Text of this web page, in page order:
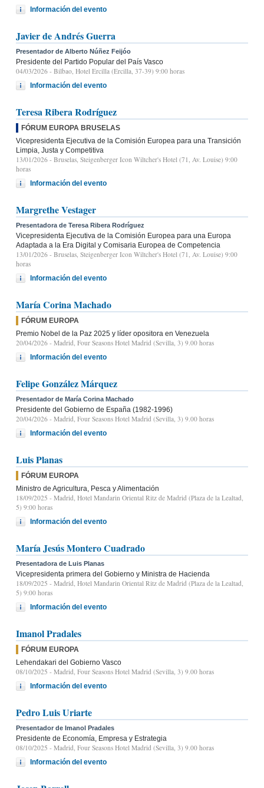
Información del evento
Javier de Andrés Guerra
Presentador de Alberto Núñez Feijóo
Presidente del Partido Popular del País Vasco
04/03/2026 - Bilbao, Hotel Ercilla (Ercilla, 37-39) 9:00 horas
Información del evento
Teresa Ribera Rodríguez
FÓRUM EUROPA BRUSELAS
Vicepresidenta Ejecutiva de la Comisión Europea para una Transición
Limpia, Justa y Competitiva
13/01/2026 - Bruselas, Steigenberger Icon Wiltcher's Hotel (71, Av. Louise) 9:00
horas
Información del evento
Margrethe Vestager
Presentadora de Teresa Ribera Rodríguez
Vicepresidenta Ejecutiva de la Comisión Europea para una Europa
Adaptada a la Era Digital y Comisaria Europea de Competencia
13/01/2026 - Bruselas, Steigenberger Icon Wiltcher's Hotel (71, Av. Louise) 9:00
horas
Información del evento
María Corina Machado
FÓRUM EUROPA
Premio Nobel de la Paz 2025 y líder opositora en Venezuela
20/04/2026 - Madrid, Four Seasons Hotel Madrid (Sevilla, 3) 9.00 horas
Información del evento
Felipe González Márquez
Presentador de María Corina Machado
Presidente del Gobierno de España (1982-1996)
20/04/2026 - Madrid, Four Seasons Hotel Madrid (Sevilla, 3) 9.00 horas
Información del evento
Luis Planas
FÓRUM EUROPA
Ministro de Agricultura, Pesca y Alimentación
18/09/2025 - Madrid, Hotel Mandarin Oriental Ritz de Madrid (Plaza de la Lealtad,
5) 9:00 horas
Información del evento
María Jesús Montero Cuadrado
Presentadora de Luis Planas
Vicepresidenta primera del Gobierno y Ministra de Hacienda
18/09/2025 - Madrid, Hotel Mandarin Oriental Ritz de Madrid (Plaza de la Lealtad,
5) 9:00 horas
Información del evento
Imanol Pradales
FÓRUM EUROPA
Lehendakari del Gobierno Vasco
08/10/2025 - Madrid, Four Seasons Hotel Madrid (Sevilla, 3) 9.00 horas
Información del evento
Pedro Luis Uriarte
Presentador de Imanol Pradales
Presidente de Economía, Empresa y Estrategia
08/10/2025 - Madrid, Four Seasons Hotel Madrid (Sevilla, 3) 9.00 horas
Información del evento